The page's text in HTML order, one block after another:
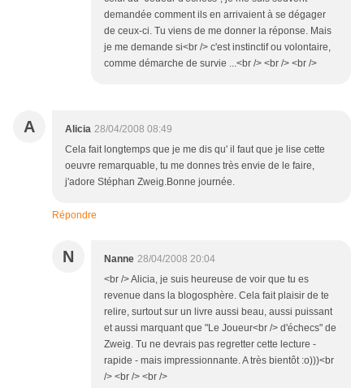
demandée comment ils en arrivaient à se dégager
de ceux-ci. Tu viens de me donner la réponse. Mais
je me demande si<br /> c'est instinctif ou volontaire,
comme démarche de survie ...<br /> <br /> <br />
A Alicia 28/04/2008 08:49
Cela fait longtemps que je me dis qu' il faut que je lise cette
oeuvre remarquable, tu me donnes très envie de le faire,
j'adore Stéphan Zweig.Bonne journée.
Répondre
N Nanne 28/04/2008 20:04
<br /> Alicia, je suis heureuse de voir que tu es
revenue dans la blogosphère. Cela fait plaisir de te
relire, surtout sur un livre aussi beau, aussi puissant
et aussi marquant que "Le Joueur<br /> d'échecs" de
Zweig. Tu ne devrais pas regretter cette lecture -
rapide - mais impressionnante. A très bientôt :o)))<br
/> <br /> <br />